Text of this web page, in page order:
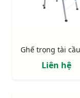
Liên hệ